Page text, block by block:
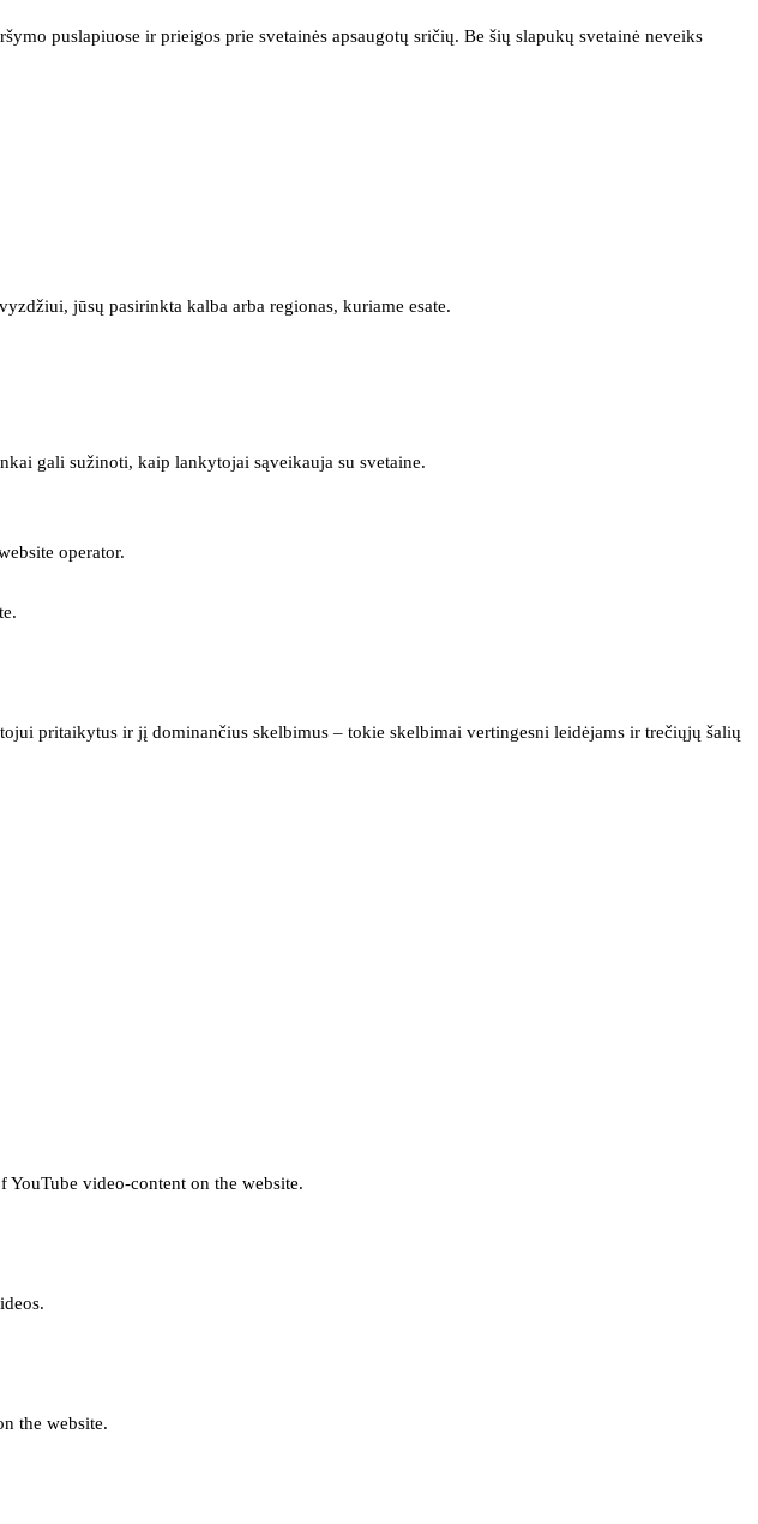
puslapiuose ir prieigos prie svetainės apsaugotų sričių. Be šių slapukų svetainė neveiks
jūsų pasirinkta kalba arba regionas, kuriame esate.
gali sužinoti, kaip lankytojai sąveikauja su svetaine.
operator.
pritaikytus ir jį dominančius skelbimus – tokie skelbimai vertingesni leidėjams ir trečiųjų šalių
video-content on the website.
the website.